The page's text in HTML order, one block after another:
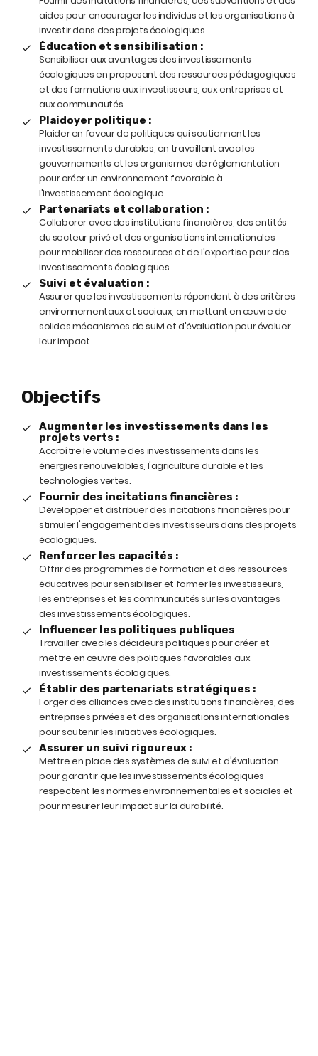
aides pour encourager les individus et les organisations à
investir dans des projets écologiques.
Éducation et sensibilisation :
Sensibiliser aux avantages des investissements
écologiques en proposant des ressources pédagogiques
et des formations aux investisseurs, aux entreprises et
aux communautés.
Plaidoyer politique :
Plaider en faveur de politiques qui soutiennent les
investissements durables, en travaillant avec les
gouvernements et les organismes de réglementation
pour créer un environnement favorable à
l'investissement écologique.
Partenariats et collaboration :
Collaborer avec des institutions financières, des entités
du secteur privé et des organisations internationales
pour mobiliser des ressources et de l'expertise pour des
investissements écologiques.
Suivi et évaluation :
Assurer que les investissements répondent à des critères
environnementaux et sociaux, en mettant en œuvre de
solides mécanismes de suivi et d'évaluation pour évaluer
leur impact.
Objectifs
Augmenter les investissements dans les
projets verts :
Accroître le volume des investissements dans les
énergies renouvelables, l'agriculture durable et les
technologies vertes.
Fournir des incitations financières :
Développer et distribuer des incitations financières pour
stimuler l'engagement des investisseurs dans des projets
écologiques.
Renforcer les capacités :
Offrir des programmes de formation et des ressources
éducatives pour sensibiliser et former les investisseurs,
les entreprises et les communautés sur les avantages
des investissements écologiques.
Influencer les politiques publiques
Travailler avec les décideurs politiques pour créer et
mettre en œuvre des politiques favorables aux
investissements écologiques.
Établir des partenariats stratégiques :
Forger des alliances avec des institutions financières, des
entreprises privées et des organisations internationales
pour soutenir les initiatives écologiques.
Assurer un suivi rigoureux :
Mettre en place des systèmes de suivi et d'évaluation
pour garantir que les investissements écologiques
respectent les normes environnementales et sociales et
pour mesurer leur impact sur la durabilité.